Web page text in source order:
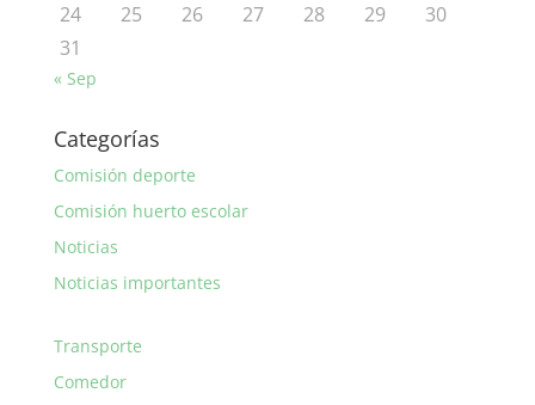
24
25 26 27 28 29
30
31
« Sep
Categorías
Comisión deporte
Comisión huerto escolar
Noticias
Noticias importantes
Transporte
Comedor